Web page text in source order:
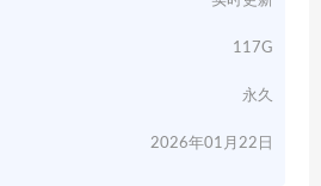
117G
永久
2026年01月22日